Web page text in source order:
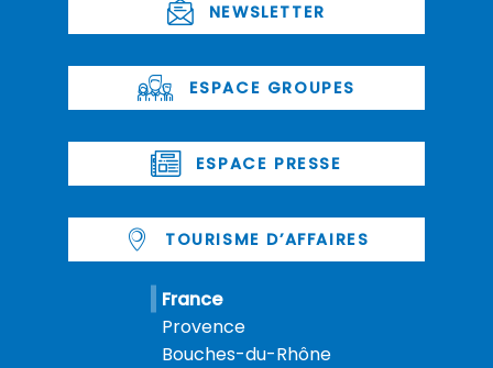
NEWSLETTER
ESPACE GROUPES
ESPACE PRESSE
TOURISME D’AFFAIRES
France
Provence
Bouches-du-Rhône